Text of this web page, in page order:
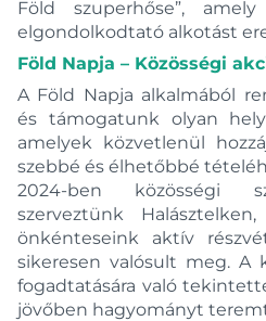
Föld szuperhőse”,
elgondolkodtató alkotást
Föld Napja – Közösségi
A Föld Napja alkalmából
és támogatunk olyan
amelyek közvetlenül
szebbé és élhetőbbé
2024-ben közösségi
szerveztünk
önkénteseink aktív
sikeresen valósult meg. A
fogadtatására való
jövőben hagyományt